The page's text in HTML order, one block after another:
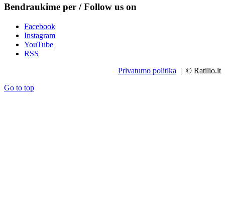
Bendraukime per / Follow us on
Facebook
Instagram
YouTube
RSS
Privatumo politika | © Ratilio.lt
Go to top